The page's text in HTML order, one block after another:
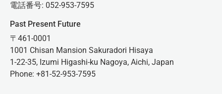
電話番号: 052-953-7595
Past Present Future
〒461-0001
1001 Chisan Mansion Sakuradori Hisaya
1-22-35, Izumi Higashi-ku Nagoya, Aichi, Japan
Phone: +81-52-953-7595